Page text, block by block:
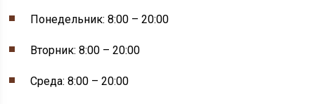
Понедельник: 8:00 – 20:00
Вторник: 8:00 – 20:00
Среда: 8:00 – 20:00